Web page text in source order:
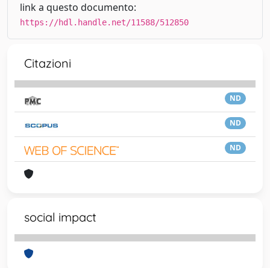
link a questo documento:
https://hdl.handle.net/11588/512850
Citazioni
ND
ND
ND
social impact